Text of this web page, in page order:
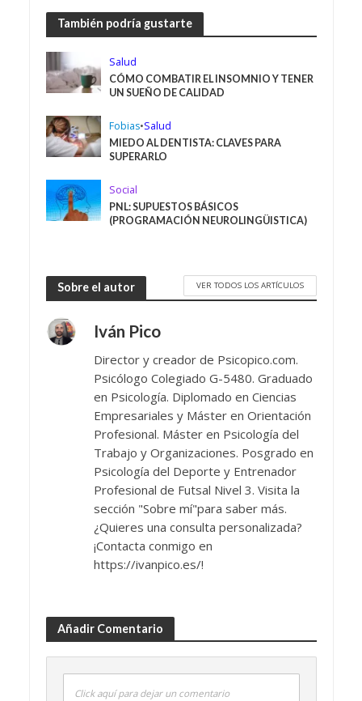
También podría gustarte
Salud
CÓMO COMBATIR EL INSOMNIO Y TENER
UN SUEÑO DE CALIDAD
Fobias•Salud
MIEDO AL DENTISTA: CLAVES PARA
SUPERARLO
Social
PNL: SUPUESTOS BÁSICOS
(PROGRAMACIÓN NEUROLINGÜISTICA)
Sobre el autor VER TODOS LOS ARTÍCULOS
Iván Pico
Director y creador de Psicopico.com.
Psicólogo Colegiado G-5480. Graduado
en Psicología. Diplomado en Ciencias
Empresariales y Máster en Orientación
Profesional. Máster en Psicología del
Trabajo y Organizaciones. Posgrado en
Psicología del Deporte y Entrenador
Profesional de Futsal Nivel 3. Visita la
sección "Sobre mí"para saber más.
¿Quieres una consulta personalizada?
¡Contacta conmigo en
https://ivanpico.es/!
Añadir Comentario
Click aquí para dejar un comentario